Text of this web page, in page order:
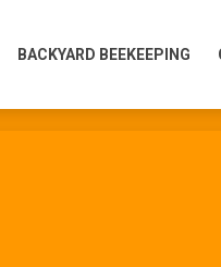
BACKYARD BEEKEEPING